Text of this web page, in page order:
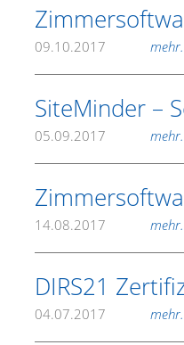
09.10.2017
SiteMinder –
05.09.2017
14.08.2017
DIRS21
04.07.2017